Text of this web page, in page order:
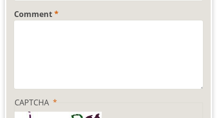
Comment
CAPTCHA